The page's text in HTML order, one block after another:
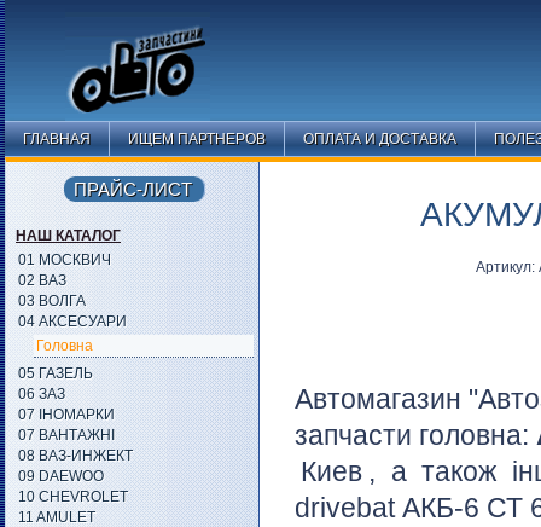
ГЛАВНАЯ ИЩЕМ ПАРТНЕРОВ ОПЛАТА И ДОСТАВКА
Автомагазин
запчасти головна:
Киев , а також
drivebat АКБ-6 СТ
ПРАЙС-ЛИСТ
НАШ КАТАЛОГ
01 МОСКВИЧ
02 ВАЗ
03 ВОЛГА
04 АКСЕСУАРИ
Головна
05 ГАЗЕЛЬ
06 ЗАЗ
07 ІНОМАРКИ
07 ВАНТАЖНІ
08 ВАЗ-ИНЖЕКТ
09 DAEWOO
10 CHEVROLET
11 AMULET